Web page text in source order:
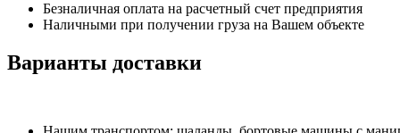
Безналичная оплата на расчетный счет предприятия
Наличными при получении груза на Вашем объекте
Варианты доставки